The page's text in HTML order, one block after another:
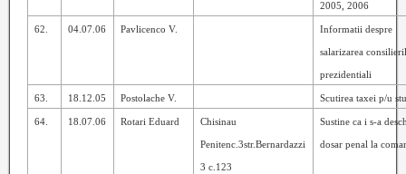
2005, 2006
62. 04.07.06 Pavlicenco V. Informatii despre
salarizarea
prezidentiali
63. 18.12.05 Postolache V. Scutirea taxei p/u
64. 18.07.06 Rotari Eduard Chisinau
Penitenc.3str.Bernardazzi
3 c.123
Sustine ca i s-a
dosar penal la